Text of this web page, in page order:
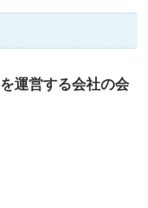
を運営する会社の会